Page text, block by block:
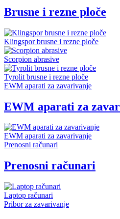
Brusne i rezne ploče
Klingspor brusne i rezne ploče
Scorpion abrasive
Tyrolit brusne i rezne ploče
EWM aparati za zavarivanje
EWM aparati za
EWM aparati za zavarivanje
Prenosni računari
Prenosni računari
Laptop računari
Pribor za zavarivanje